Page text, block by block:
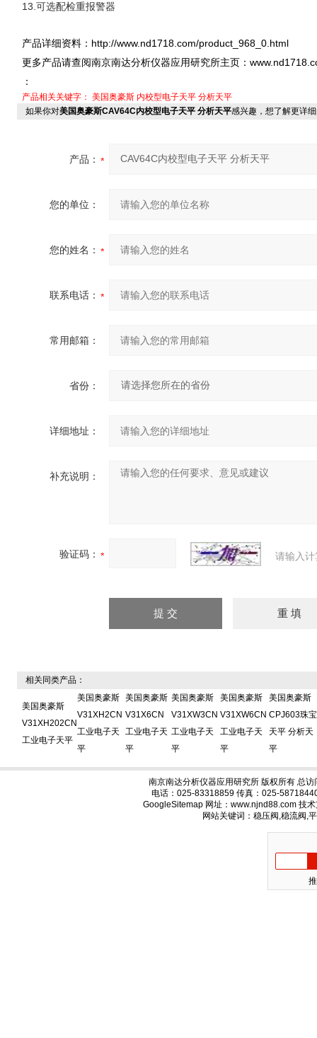
13.可选配检重报警器
产品详细资料： http://www.nd1718.com/product_968_0.html
更多产品请查阅南京南达分析仪器应用研究所主页：
：
产品相关关键字： 美国奥豪斯 内校型电子天平 分析天平
如果你对美国奥豪斯CAV64C内校型电子天平 分析天平感兴趣，想了解更详
产品：
您的单位：
您的姓名：
联系电话：
常用邮箱：
省份：
详细地址：
补充说明：
验证码： 请输入
相关同类产品：
美国奥豪斯
V31XH202CN
工业电子天平
美国奥豪斯
V31XH2CN
工业电子天
平
美国奥豪斯
V31X6CN
工业电子天
平
美国奥豪斯
V31XW3CN
工业电子天
平
美国奥豪斯
V31XW6CN
工业电子天
平
美国奥豪斯
CPJ603珠宝
天平 分析天
平
南京南达分析仪器应用研究所 版权所有 总访
电话：025-83318859 传真：025-
GoogleSitemap 网址：www.njnd88.com 技
网站关键词：稳压阀,稳流阀,